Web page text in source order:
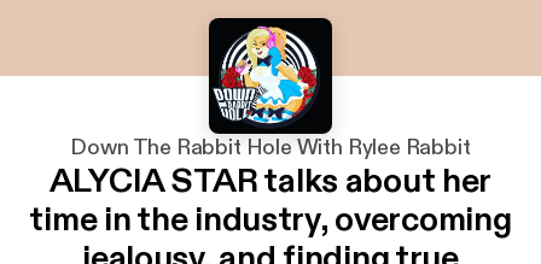
Down The Rabbit Hole With Rylee Rabbit
ALYCIA STAR talks about her
time in the industry, overcoming